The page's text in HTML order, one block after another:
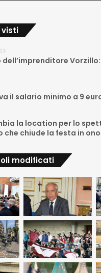
visti
dell’imprenditore
il salario minimo a 9
la location per lo
chiude la festa in
modificati